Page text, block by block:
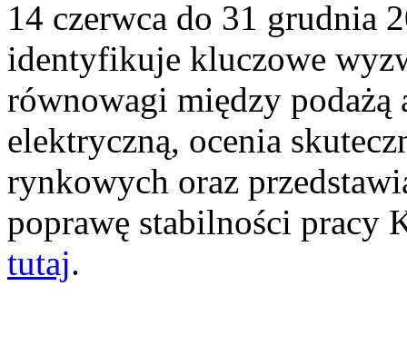
14 czerwca do 31 grudnia
identyfikuje kluczowe
równowagi między podażą
elektryczną, ocenia
rynkowych oraz
poprawę stabilności pracy
tutaj.